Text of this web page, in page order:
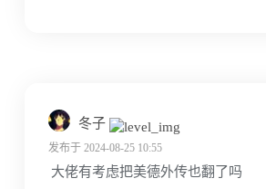
冬子
发布于 2024-08-25 10:55
大佬有考虑把美德外传也翻了吗